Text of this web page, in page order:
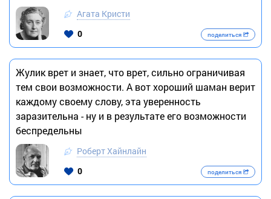
Агата Кристи
0
поделиться
Жулик врет и знает, что врет, сильно ограничивая
тем свои возможности. А вот хороший шаман верит
каждому своему слову, эта уверенность
заразительна - ну и в результате его возможности
беспредельны
Роберт Хайнлайн
0
поделиться